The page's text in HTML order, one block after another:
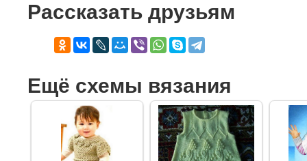
Рассказать друзьям
Ещё схемы вязания